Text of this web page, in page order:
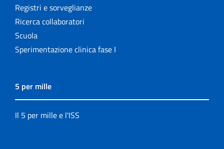
Registri e sorveglianze
Ricerca collaboratori
Scuola
Sperimentazione clinica fase I
5 per mille
Il 5 per mille e l'ISS